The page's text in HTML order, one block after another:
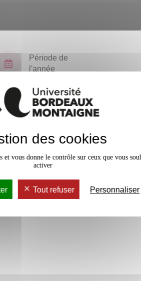
Période de
l'année
des cookies
et vous donne le contrôle sur ceux que vous
activer
Tout refuser Personnaliser